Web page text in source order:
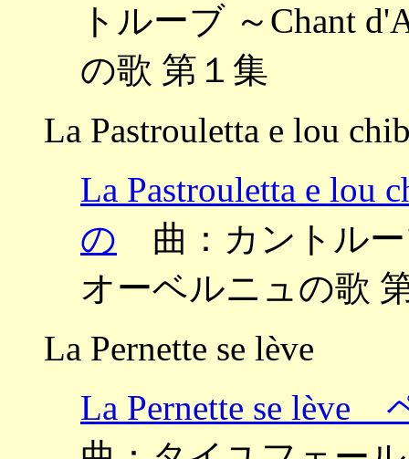
トルーブ ～Chant
の歌 第１集
La Pastrouletta e lou
La Pastrouletta e
の 曲：カントルー
オーベルニュの歌
La Pernette se lève
La Pernette se lève